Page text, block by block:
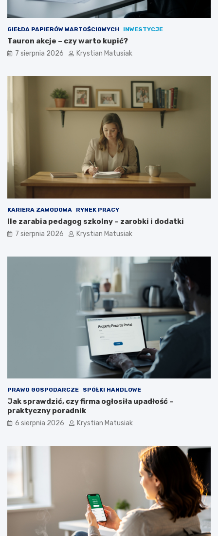
GIEŁDA PAPIERÓW WARTOŚCIOWYCH INWESTYCJE
Tauron akcje – czy warto kupić?
7 sierpnia 2026 Krystian Matusiak
KARIERA ZAWODOWA RYNEK PRACY
Ile zarabia pedagog szkolny – zarobki i dodatki
7 sierpnia 2026 Krystian Matusiak
PRAWO GOSPODARCZE SPÓŁKI HANDLOWE
Jak sprawdzić, czy firma ogłosiła upadłość –
praktyczny poradnik
6 sierpnia 2026 Krystian Matusiak